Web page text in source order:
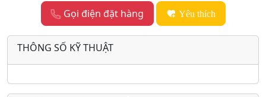
Gọi điện đặt hàng Yêu thích
THÔNG SỐ KỸ THUẬT